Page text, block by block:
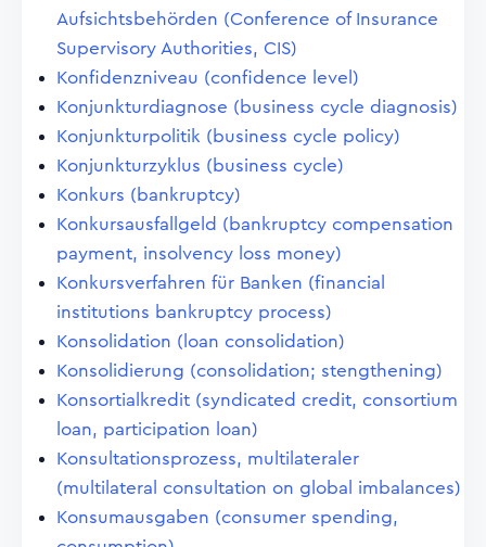
Aufsichtsbehörden (Conference of Insurance
Supervisory Authorities, CIS)
Konfidenzniveau (confidence level)
Konjunkturdiagnose (business cycle diagnosis)
Konjunkturpolitik (business cycle policy)
Konjunkturzyklus (business cycle)
Konkurs (bankruptcy)
Konkursausfallgeld (bankruptcy compensation
payment, insolvency loss money)
Konkursverfahren für Banken (financial
institutions bankruptcy process)
Konsolidation (loan consolidation)
Konsolidierung (consolidation; stengthening)
Konsortialkredit (syndicated credit, consortium
loan, participation loan)
Konsultationsprozess, multilateraler
(multilateral consultation on global imbalances)
Konsumausgaben (consumer spending,